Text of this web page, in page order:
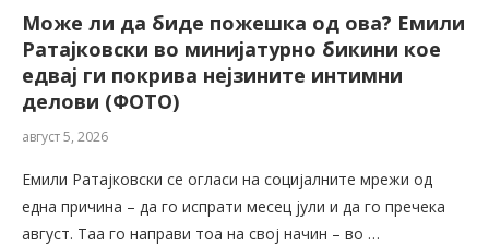
Може ли да биде пожешкa од ова? Емили
Ратајковски во минијатурно бикини кое
едвај ги покрива нејзините интимни
делови (ФОТО)
август 5, 2026
Емили Ратајковски се огласи на социјалните мрежи од
една причина – да го испрати месец јули и да го пречека
август. Таа го направи тоа на свој начин – во …